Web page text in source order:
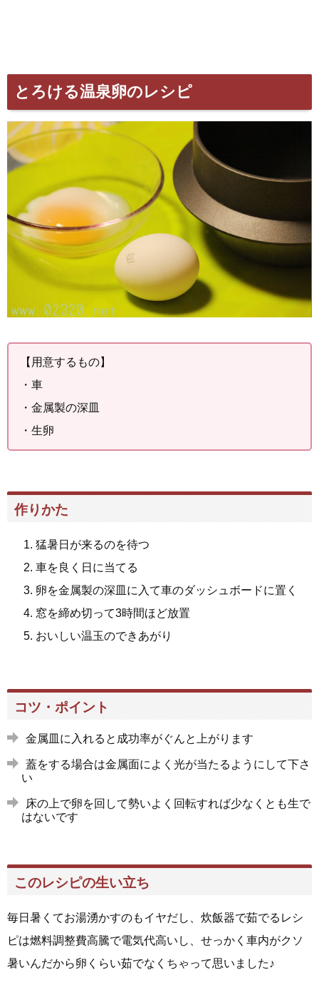
とろける温泉卵のレシピ
【用意するもの】
・車
・金属製の深皿
・生卵
作りかた
猛暑日が来るのを待つ
車を良く日に当てる
卵を金属製の深皿に入て車のダッシュボードに置く
窓を締め切って3時間ほど放置
おいしい温玉のできあがり
コツ・ポイント
金属皿に入れると成功率がぐんと上がります
蓋をする場合は金属面によく光が当たるようにして下さ
い
床の上で卵を回して勢いよく回転すれば少なくとも生で
はないです
このレシピの生い立ち
毎日暑くてお湯湧かすのもイヤだし、炊飯器で茹でるレシ
ピは燃料調整費高騰で電気代高いし、せっかく車内がクソ
暑いんだから卵くらい茹でなくちゃって思いました♪